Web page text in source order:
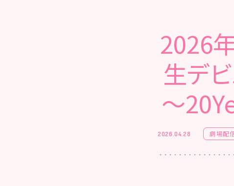
2026
生デ
～
2026.04.28 劇場配